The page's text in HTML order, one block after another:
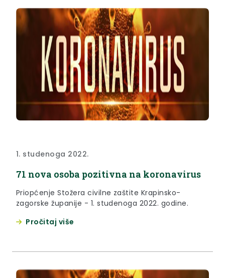
1. studenoga 2022.
71 nova osoba pozitivna na koronavirus
Priopćenje Stožera civilne zaštite Krapinsko-
zagorske županije - 1. studenoga 2022. godine.
Pročitaj više